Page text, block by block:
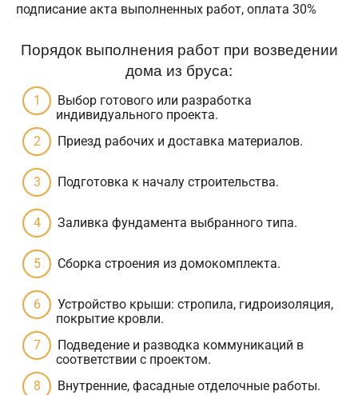
подписание акта выполненных работ, оплата 30%
Порядок выполнения работ при возведении
дома из бруса:
Выбор готового или разработка
индивидуального проекта.
Приезд рабочих и доставка материалов.
Подготовка к началу строительства.
Заливка фундамента выбранного типа.
Сборка строения из домокомплекта.
Устройство крыши: стропила, гидроизоляция,
покрытие кровли.
Подведение и разводка коммуникаций в
соответствии с проектом.
Внутренние, фасадные отделочные работы.